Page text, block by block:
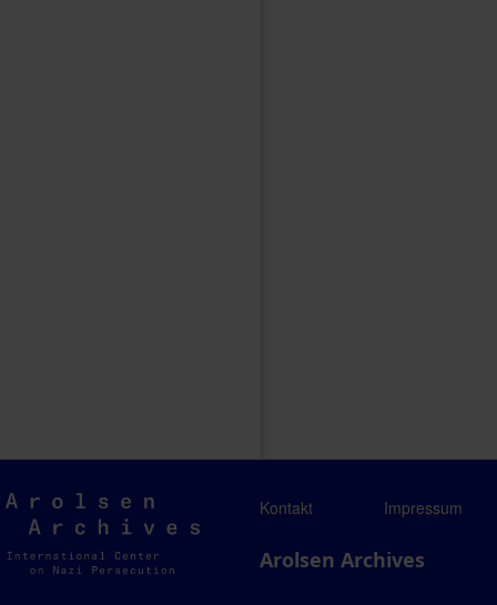
Arolsen
Archives
Kontakt Impressum
Arolsen Archives